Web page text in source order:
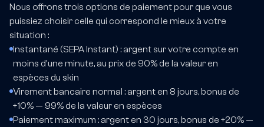
Nous offrons trois options de paiement pour que vous
puissiez choisir celle qui correspond le mieux à votre
situation :
Instantané (SEPA Instant) : argent sur votre compte en
moins d'une minute, au prix de 90% de la valeur en
espèces du skin
Virement bancaire normal : argent en 8 jours, bonus de
+10% — 99% de la valeur en espèces
Paiement maximum : argent en 30 jours, bonus de +20% —